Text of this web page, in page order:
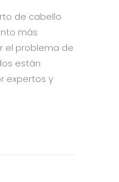
de cabello
más
el problema de
están
expertos y